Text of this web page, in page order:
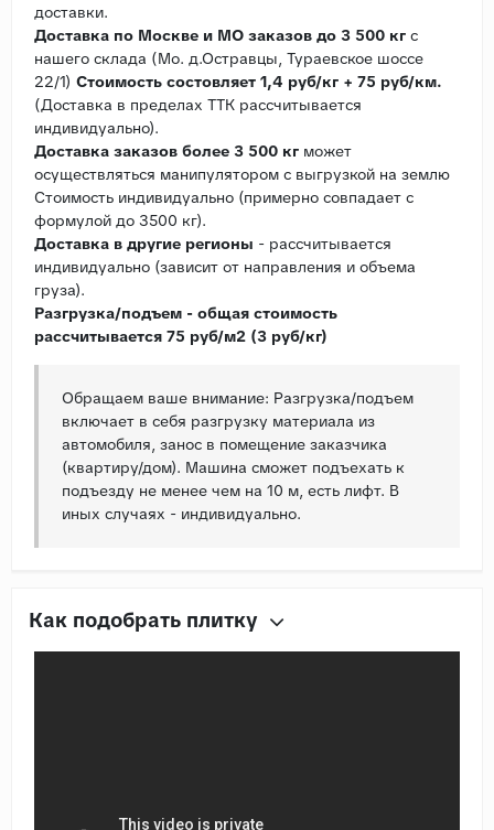
доставки.
Доставка по Москве и МО заказов до 3 500 кг с
нашего склада (Мо. д.Остравцы, Тураевское шоссе
22/1) Стоимость состовляет 1,4 руб/кг + 75 руб/км.
(Доставка в пределах ТТК рассчитывается
индивидуально).
Доставка заказов более 3 500 кг может
осуществляться манипулятором с выгрузкой на землю
Стоимость индивидуально (примерно совпадает с
формулой до 3500 кг).
Доставка в другие регионы - рассчитывается
индивидуально (зависит от направления и объема
груза).
Разгрузка/подъем - общая стоимость
рассчитывается 75 руб/м2 (3 руб/кг)
Обращаем ваше внимание: Разгрузка/подъем
включает в себя разгрузку материала из
автомобиля, занос в помещение заказчика
(квартиру/дом). Машина сможет подъехать к
подъезду не менее чем на 10 м, есть лифт. В
иных случаях - индивидуально.
Как подобрать плитку